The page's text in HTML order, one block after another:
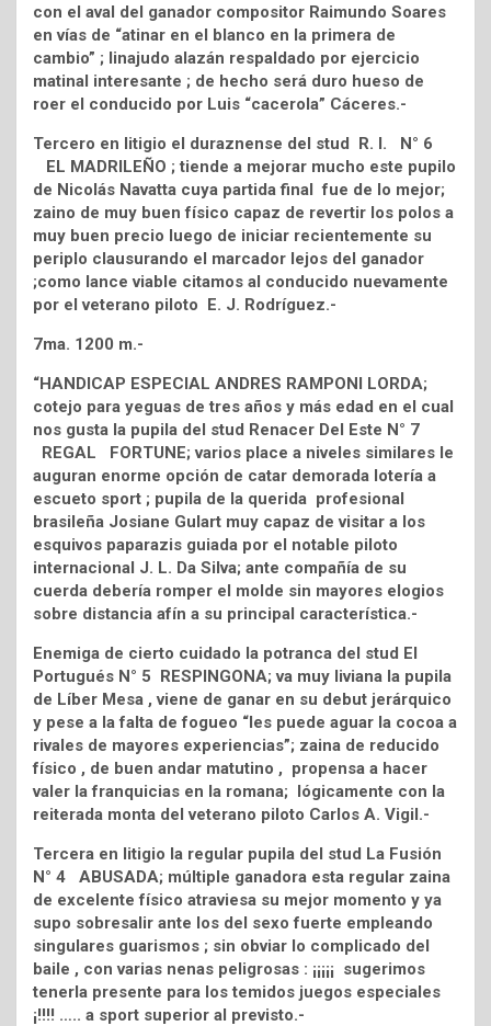
con el aval del ganador compositor Raimundo Soares
en vías de “atinar en el blanco en la primera de
cambio” ; linajudo alazán respaldado por ejercicio
matinal interesante ; de hecho será duro hueso de
roer el conducido por Luis “cacerola” Cáceres.-
Tercero en litigio el duraznense del stud R. I. N° 6
EL MADRILEÑO ; tiende a mejorar mucho este pupilo
de Nicolás Navatta cuya partida final fue de lo mejor;
zaino de muy buen físico capaz de revertir los polos a
muy buen precio luego de iniciar recientemente su
periplo clausurando el marcador lejos del ganador
;como lance viable citamos al conducido nuevamente
por el veterano piloto E. J. Rodríguez.-
7ma. 1200 m.-
“HANDICAP ESPECIAL ANDRES RAMPONI LORDA;
cotejo para yeguas de tres años y más edad en el cual
nos gusta la pupila del stud Renacer Del Este N° 7
REGAL FORTUNE; varios place a niveles similares le
auguran enorme opción de catar demorada lotería a
escueto sport ; pupila de la querida profesional
brasileña Josiane Gulart muy capaz de visitar a los
esquivos paparazis guiada por el notable piloto
internacional J. L. Da Silva; ante compañía de su
cuerda debería romper el molde sin mayores elogios
sobre distancia afín a su principal característica.-
Enemiga de cierto cuidado la potranca del stud El
Portugués N° 5 RESPINGONA; va muy liviana la pupila
de Líber Mesa , viene de ganar en su debut jerárquico
y pese a la falta de fogueo “les puede aguar la cocoa a
rivales de mayores experiencias”; zaina de reducido
físico , de buen andar matutino , propensa a hacer
valer la franquicias en la romana; lógicamente con la
reiterada monta del veterano piloto Carlos A. Vigil.-
Tercera en litigio la regular pupila del stud La Fusión
N° 4 ABUSADA; múltiple ganadora esta regular zaina
de excelente físico atraviesa su mejor momento y ya
supo sobresalir ante los del sexo fuerte empleando
singulares guarismos ; sin obviar lo complicado del
baile , con varias nenas peligrosas : ¡¡¡¡¡ sugerimos
tenerla presente para los temidos juegos especiales
¡!!!! ….. a sport superior al previsto.-